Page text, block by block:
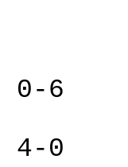
0-6
4-0